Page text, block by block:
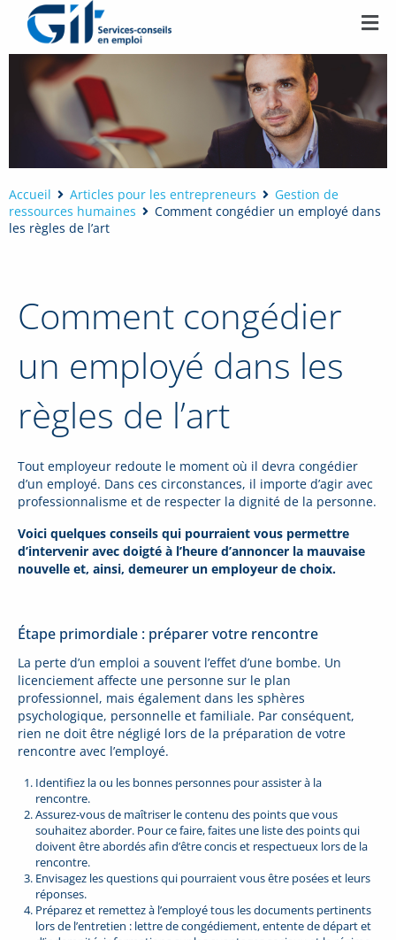
Accueil Articles pour les entrepreneurs
Gestion de
ressources humaines
Comment congédier un employé dans
les règles de l’art
Comment congédier
un employé dans les
règles de l’art
Tout employeur redoute le moment où il devra congédier
d’un employé. Dans ces circonstances, il importe d’agir avec
professionnalisme et de respecter la dignité de la personne.
Voici quelques conseils qui pourraient vous permettre
d’intervenir avec doigté à l’heure d’annoncer la mauvaise
nouvelle et, ainsi, demeurer un employeur de choix.
Étape primordiale : préparer votre rencontre
La perte d’un emploi a souvent l’effet d’une bombe. Un
licenciement affecte une personne sur le plan
professionnel, mais également dans les sphères
psychologique, personnelle et familiale. Par conséquent,
rien ne doit être négligé lors de la préparation de votre
rencontre avec l’employé.
Identifiez la ou les bonnes personnes pour assister à la
rencontre.
Assurez-vous de maîtriser le contenu des points que vous
souhaitez aborder. Pour ce faire, faites une liste des points qui
doivent être abordés afin d’être concis et respectueux lors de la
rencontre.
Envisagez les questions qui pourraient vous être posées et leurs
réponses.
Préparez et remettez à l’employé tous les documents pertinents
lors de l’entretien : lettre de congédiement, entente de départ et